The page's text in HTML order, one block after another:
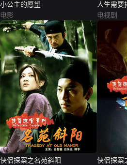
小公主的愿望
电影
人生需要
电视剧
侠侣探案之名苑斜阳
侠侣探案